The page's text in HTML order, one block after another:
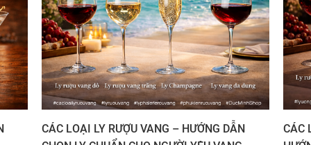
CÁC LOẠI LY RƯỢU VANG – HƯỚNG DẪN
CÁC